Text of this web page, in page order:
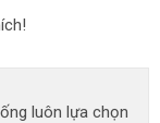
luôn lựa chọn